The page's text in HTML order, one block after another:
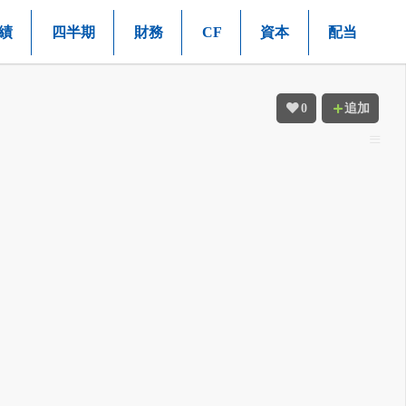
四半期 財務 CF 資本 配当
0 追加